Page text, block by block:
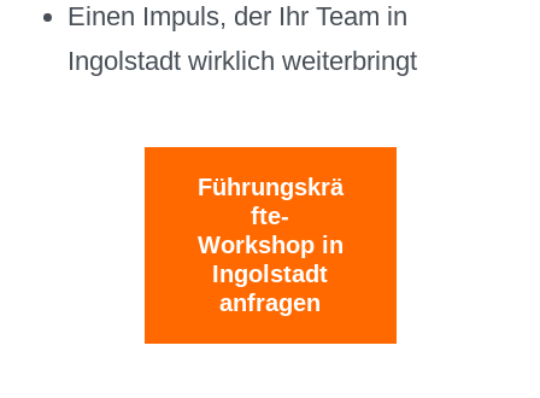
Einen Impuls, der Ihr Team in
Ingolstadt wirklich weiterbringt
Führungskrä
fte-
Workshop in
Ingolstadt
anfragen